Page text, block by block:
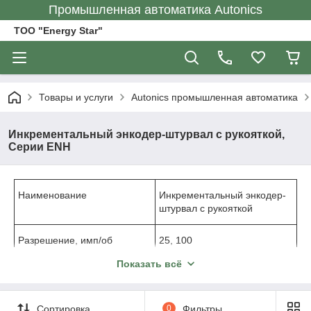
Промышленная автоматика Autonics
ТОО "Energy Star"
Товары и услуги Autonics промышленная автоматика
Инкрементальный энкодер-штурвал с рукояткой,
Серии ENH
Наименование
Инкрементальный энкодер-
штурвал с рукояткой
Разрешение, имп/об 25, 100
Выходные фазы
Фазы A, B (выход Line Driver:
Показать всё
Сортировка 0 Фильтры